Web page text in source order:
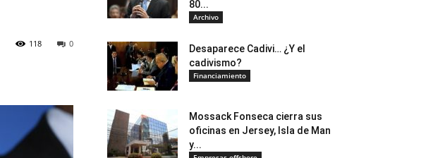
0
118
80...
Archivo
Desaparece Cadivi… ¿Y el
cadivismo?
Financiamiento
Mossack Fonseca cierra sus
oficinas en Jersey, Isla de Man
y...